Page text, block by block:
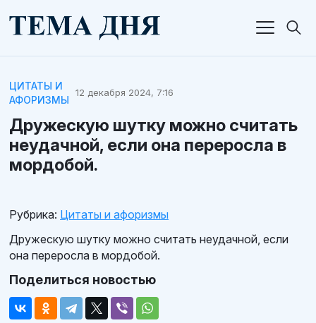
ЦИТАТЫ И
АФОРИЗМЫ
12 декабря 2024, 7:16
Дружескую шутку можно считать
неудачной, если она переросла в
мордобой.
Рубрика: Цитаты и афоризмы
Дружескую шутку можно считать неудачной, если
она переросла в мордобой.
Поделиться новостью